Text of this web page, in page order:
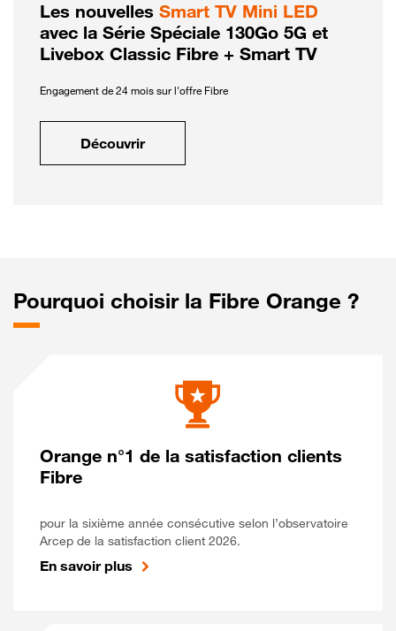
Les nouvelles Smart TV Mini LED
avec la Série Spéciale 130Go 5G et
Livebox Classic Fibre + Smart TV
Engagement de 24 mois sur l'offre Fibre
Découvrir
Pourquoi choisir la Fibre Orange ?
Orange n°1 de la satisfaction clients
Fibre
pour la sixième année consécutive selon l’observatoire
Arcep de la satisfaction client 2026.
En savoir plus